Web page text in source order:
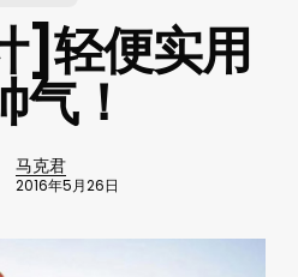
]轻便实用
气！
马克君
2016年5月26日